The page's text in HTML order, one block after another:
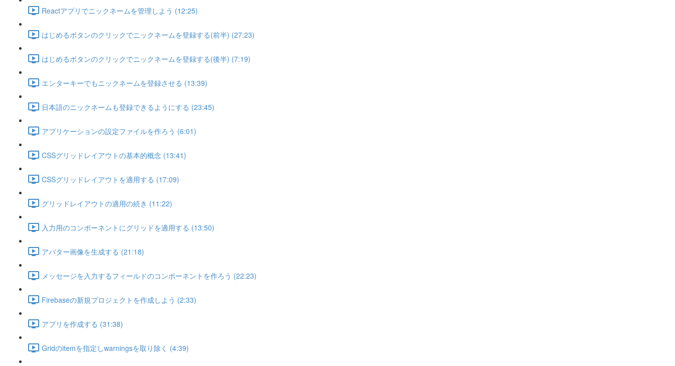
Reactアプリでニックネームを管理しよう (12:25)
はじめるボタンのクリックでニックネームを登録する(前半) (27:23)
はじめるボタンのクリックでニックネームを登録する(後半) (7:19)
エンターキーでもニックネームを登録させる (13:39)
日本語のニックネームも登録できるようにする (23:45)
アプリケーションの設定ファイルを作ろう (6:01)
CSSグリッドレイアウトの基本的概念 (13:41)
CSSグリッドレイアウトを適用する (17:09)
グリッドレイアウトの適用の続き (11:22)
入力用のコンポーネントにグリッドを適用する (13:50)
アバター画像を生成する (21:18)
メッセージを入力するフィールドのコンポーネントを作ろう (22:23)
Firebaseの新規プロジェクトを作成しよう (2:33)
アプリを作成する (31:38)
Gridのitemを指定しwarningsを取り除く (4:39)